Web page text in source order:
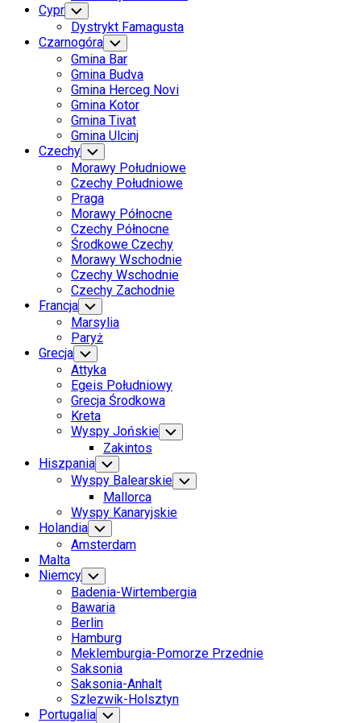
Cypr Toggle
Child
Menu
Dystrykt Famagusta
Czarnogóra Toggle
Child
Menu
Gmina Bar
Gmina Budva
Gmina Herceg Novi
Gmina Kotor
Gmina Tivat
Gmina Ulcinj
Czechy Toggle
Child
Menu
Morawy Południowe
Czechy Południowe
Praga
Morawy Północne
Czechy Północne
Środkowe Czechy
Morawy Wschodnie
Czechy Wschodnie
Czechy Zachodnie
Francja Toggle
Child
Menu
Marsylia
Paryż
Grecja Toggle
Child
Menu
Attyka
Egeis Południowy
Grecja Środkowa
Kreta
Wyspy Jońskie Toggle
Child
Zakintos
Hiszpania Toggle
Child
Menu
Wyspy Balearskie Toggle
Child
Mallorca
Wyspy Kanaryjskie
Holandia Toggle
Child
Menu
Amsterdam
Malta
Niemcy Toggle
Child
Menu
Badenia-Wirtembergia
Bawaria
Berlin
Hamburg
Meklemburgia-Pomorze Przednie
Saksonia
Saksonia-Anhalt
Szlezwik-Holsztyn
Portugalia Toggle